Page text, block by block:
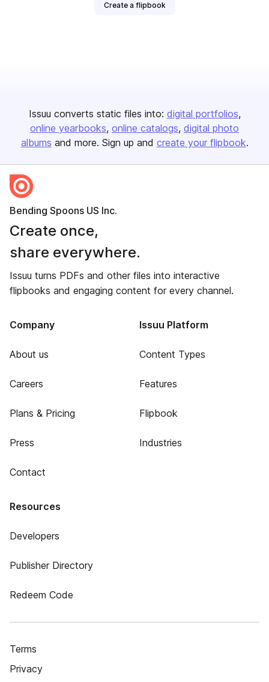
Create a flipbook
Issuu converts static files into: digital portfolios
online yearbooks online catalogs digital photo
albums and more. Sign up and create your flipbook.
Bending Spoons US Inc.
Create once,
share everywhere.
Issuu turns PDFs and other files into interactive
flipbooks and engaging content for every channel.
Company
About us
Careers
Plans & Pricing
Press
Contact
Issuu Platform
Content Types
Features
Flipbook
Industries
Resources
Developers
Publisher Directory
Redeem Code
Terms
Privacy